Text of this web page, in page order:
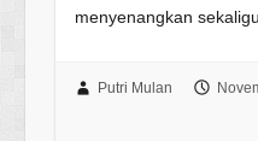
menyenangkan
Putri Mulan